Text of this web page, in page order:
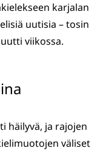
karjalan
uutisia – tosin
viikossa.
häilyvä, ja rajojen
väliset